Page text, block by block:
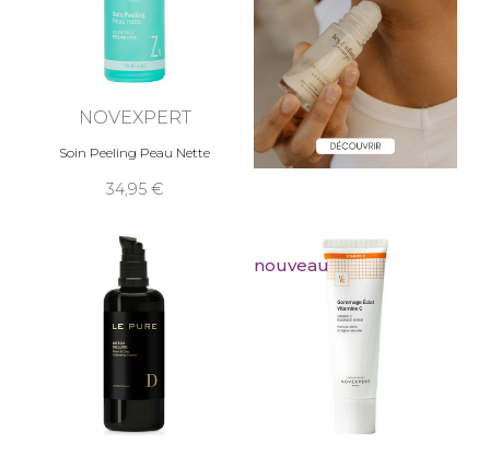
NOVEXPERT
Soin Peeling Peau Nette
34,95
nouveau